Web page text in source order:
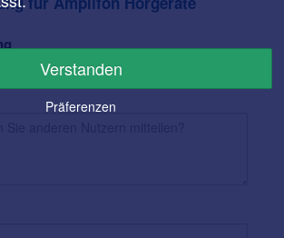
Verstanden
Präferenzen